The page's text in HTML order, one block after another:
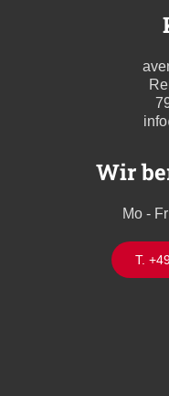
Wir
Mo -
T.